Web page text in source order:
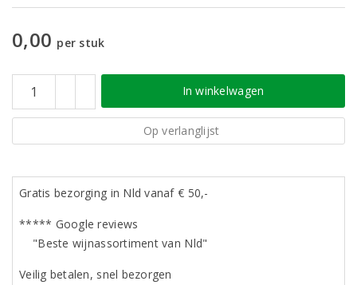
0,00 per stuk
In winkelwagen
Op verlanglijst
Gratis bezorging in Nld vanaf € 50,-
***** Google reviews
"Beste wijnassortiment van Nld"
Veilig betalen, snel bezorgen